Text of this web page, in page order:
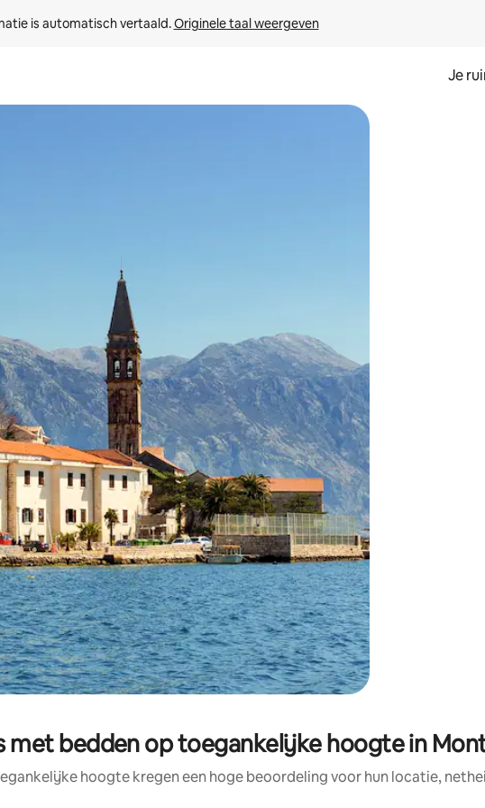
is automatisch vertaald. Originele taal weergeven
Je
pijltjestoetsen omhoog en omlaag, óf door te tikken of swipen.
met bedden op toegankelijke hoogte in
hoogte kregen een hoge beoordeling voor hun locatie,